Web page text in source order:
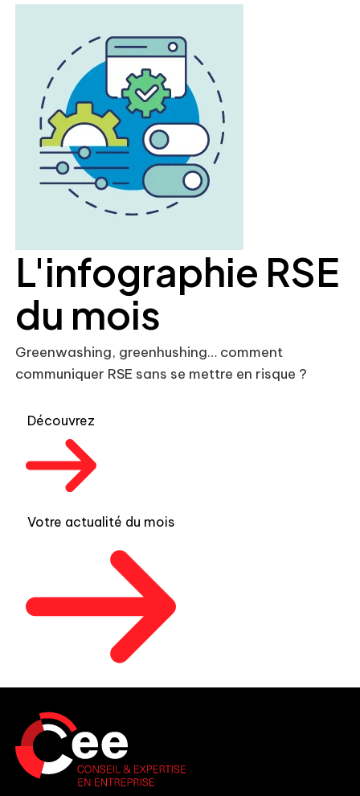
L'infographie RSE
du mois
Greenwashing, greenhushing… comment
communiquer RSE sans se mettre en risque ?
Découvrez
Votre actualité du mois